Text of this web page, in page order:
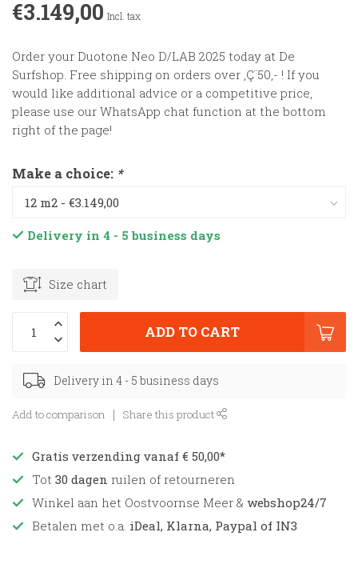
€3.149,00 Incl. tax
Order your Duotone Neo D/LAB 2025 today at De
Surfshop. Free shipping on orders over ‚Ç¨50,- ! If you
would like additional advice or a competitive price,
please use our WhatsApp chat function at the bottom
right of the page!
Make a choice: *
Delivery in 4 - 5 business days
Size chart
ADD TO CART
Delivery in 4 - 5 business days
Add to comparison Share this product
Gratis verzending vanaf € 50,00*
Tot 30 dagen ruilen of retourneren
Winkel aan het Oostvoornse Meer & webshop24/7
Betalen met o.a. iDeal, Klarna, Paypal of IN3